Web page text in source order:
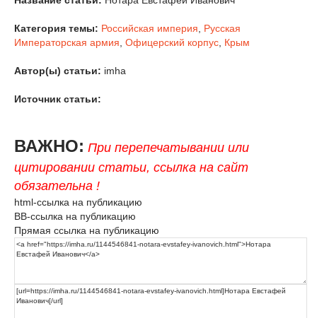
Категория темы: Российская империя
Русская
Императорская армия Офицерский корпус Крым
Автор(ы) статьи: imha
Источник статьи:
ВАЖНО: При перепечатывании или
цитировании статьи, ссылка на сайт
обязательна !
html-ссылка на публикацию
BB-ссылка на публикацию
Прямая ссылка на публикацию